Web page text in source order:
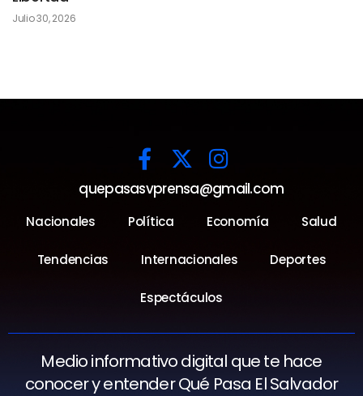
Julio 30, 2026
quepasasvprensa@gmail.com
Nacionales Política Economía Salud
Tendencias Internacionales Deportes
Espectáculos
Medio informativo digital que te hace
conocer y entender Qué Pasa El Salvador